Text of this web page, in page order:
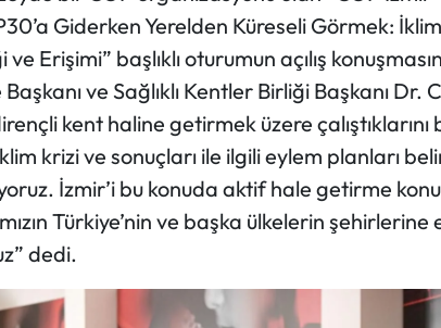
Giderken Yerelden Küreseli Görmek:
ve Erişimi” başlıklı oturumun açılış
ve Sağlıklı Kentler Birliği Başkanı Dr.
kent haline getirmek üzere
krizi ve sonuçları ile ilgili eylem planları
İzmir’i bu konuda aktif hale getirme
Türkiye’nin ve başka ülkelerin şehirlerine
dedi.